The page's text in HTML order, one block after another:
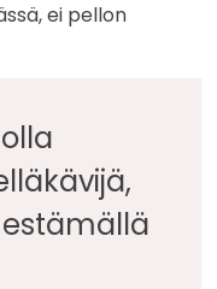
ei pellon